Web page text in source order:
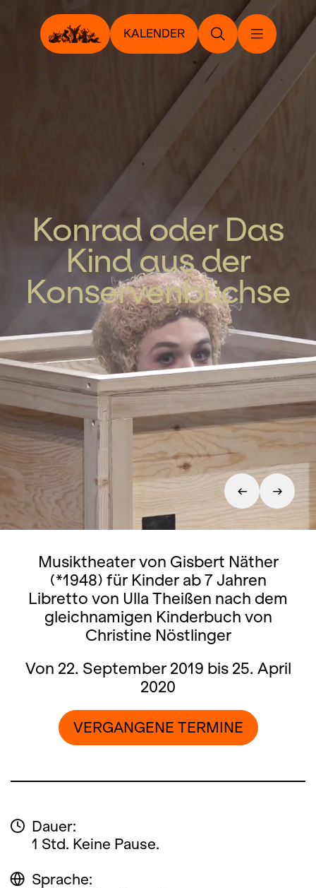
KALENDER
Konrad oder Das
Kind aus der
Konservenbüchse
Musiktheater von Gisbert Näther
(*1948) für Kinder ab 7 Jahren
Libretto von Ulla Theißen nach dem
gleichnamigen Kinderbuch von
Christine Nöstlinger
Von 22. September 2019 bis 25. April
2020
VERGANGENE TERMINE
Dauer:
1 Std. Keine Pause.
Sprache: